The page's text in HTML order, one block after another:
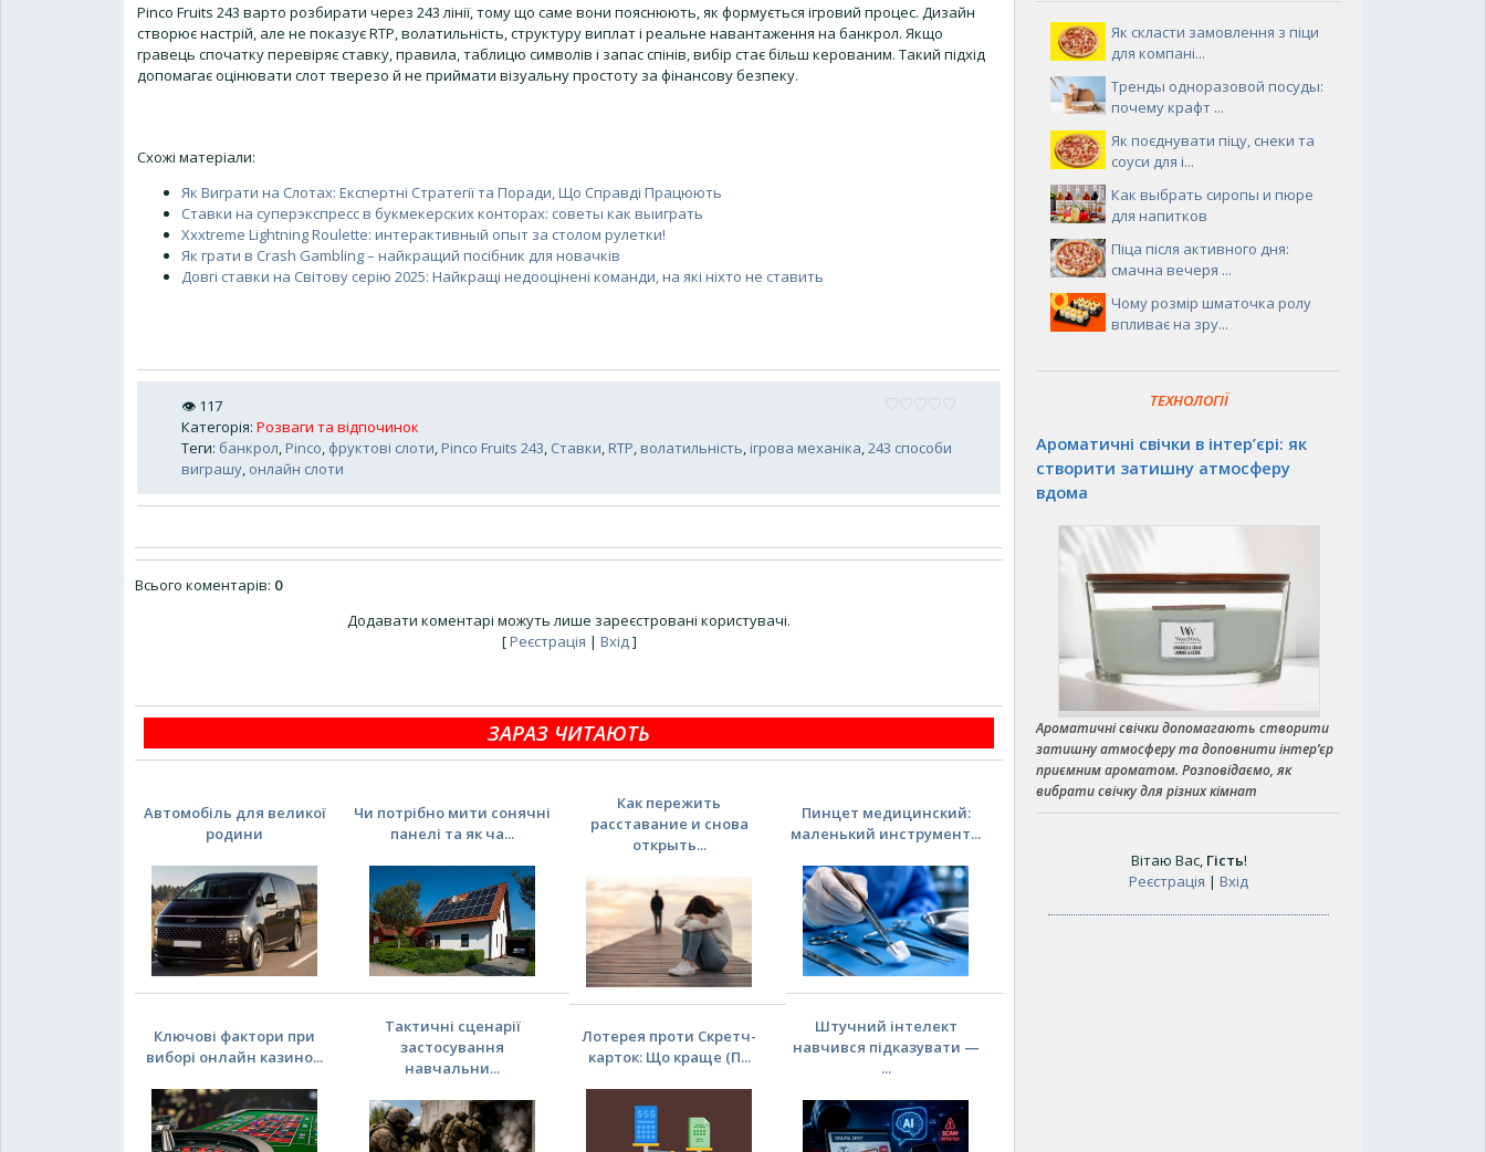
Pinco Fruits 243 варто розбирати через 243 лінії, тому що саме вони пояснюють, як формується ігровий процес. Дизайн
створює настрій, але не показує RTP, волатильність, структуру виплат і реальне навантаження на банкрол. Якщо
гравець спочатку перевіряє ставку, правила, таблицю символів і запас спінів, вибір стає більш керованим. Такий підхід
допомагає оцінювати слот тверезо й не приймати візуальну простоту за фінансову безпеку.
Схожі матеріали:
Як Виграти на Слотах: Експертні Стратегії та Поради, Що Справді Працюють
Ставки на суперэкспресс в букмекерских конторах: советы как выиграть
Xxxtreme Lightning Roulette: интерактивный опыт за столом рулетки!
Як грати в Crash Gambling – найкращий посібник для новачків
Довгі ставки на Світову серію 2025: Найкращі недооцінені команди, на які ніхто не ставить
👁 117
Категорія: Розваги та відпочинок
Теги: банкрол, Pinco, фруктові слоти, Pinco Fruits 243, Ставки, RTP, волатильність, ігрова механіка,243 способи
виграшу, онлайн слоти
Всього коментарів: 0
Додавати коментарі можуть лише зареєстровані користувачі.
[Реєстрація | Вхід]
ЗАРАЗ ЧИТАЮТЬ
Автомобіль для великої
родини
Чи потрібно мити сонячні
панелі та як ча...
Как пережить
расставание и снова
открыть...
Пинцет медицинский:
маленький инструмент...
Ключові фактори при
виборі онлайн казино...
Тактичні сценарії
застосування
навчальни...
Лотерея проти Скретч-
карток: Що краще (П...
Штучний інтелект
навчився підказувати —
...
Як скласти замовлення з піци
для компані...
Тренды одноразовой посуды:
почему крафт ...
Як поєднувати піцу, снеки та
соуси для і...
Как выбрать сиропы и пюре
для напитков
Піца після активного дня:
смачна вечеря ...
Чому розмір шматочка ролу
впливає на зру...
ТЕХНОЛОГІЇ
Ароматичні свічки в інтер’єрі: як
створити затишну атмосферу
вдома
Ароматичні свічки допомагають створити
затишну атмосферу та доповнити інтер’єр
приємним ароматом. Розповідаємо, як
вибрати свічку для різних кімнат
Вітаю Вас, Гість!
Реєстрація | Вхід